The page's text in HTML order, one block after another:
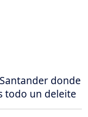
donde
todo un deleite